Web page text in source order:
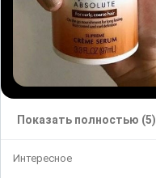
Показать полностью (5)
Интересное